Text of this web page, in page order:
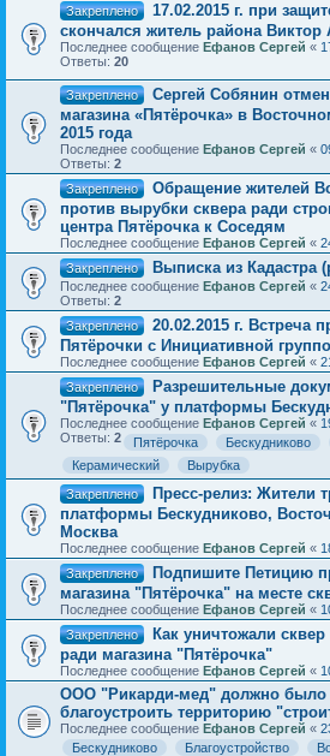
Закреплено
17.02.2015 г. при
скончался житель района Виктор
Последнее сообщение Ефанов Сергей «
Ответы: 20
Закреплено
Сергей Собянин
магазина «Пятёрочка» в
2015 года
Последнее сообщение Ефанов Сергей «
Ответы: 2
Закреплено
Обращение жителей
против вырубки сквера ради
центра Пятёрочка к Соседям
Последнее сообщение Ефанов Сергей «
Закреплено
Выписка из Кадастра
Последнее сообщение Ефанов Сергей «
Ответы: 2
Закреплено
20.02.2015 г. Встреча
Пятёрочки с Инициативной
Последнее сообщение Ефанов Сергей «
Закреплено
Разрешительные
"Пятёрочка" у платформы
Последнее сообщение Ефанов Сергей «
Ответы: 2 Пятёрочка Бескудниково
Керамический
Вырубка
Закреплено
Пресс-релиз: Жители
платформы Бескудниково,
Москва
Последнее сообщение Ефанов Сергей «
Закреплено
Подпишите Петицию
магазина "Пятёрочка" на месте
Последнее сообщение Ефанов Сергей «
Закреплено
Как уничтожали
ради магазина "Пятёрочка"
Последнее сообщение Ефанов Сергей «
ООО "Рикарди-мед" должно было
благоустроить территорию
Последнее сообщение Ефанов Сергей «
Бескудниково
Благоустройство